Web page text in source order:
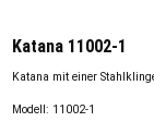
Katana 11002-1
Katana mit einer
Modell: 11002-1